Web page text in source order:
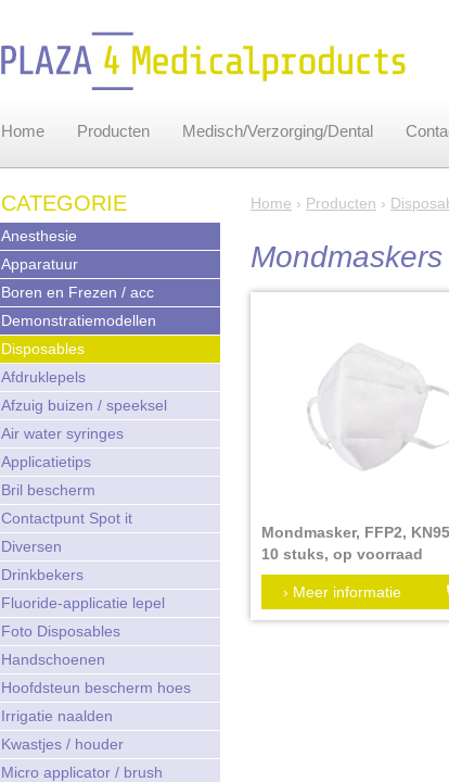
Home Producten Medisch/Verzorging/Dental
CATEGORIE
Anesthesie
Apparatuur
Boren en Frezen / acc
Demonstratiemodellen
Disposables
Afdruklepels
Afzuig buizen / speeksel
Air water syringes
Applicatietips
Bril bescherm
Contactpunt Spot it
Diversen
Drinkbekers
Fluoride-applicatie lepel
Foto Disposables
Handschoenen
Hoofdsteun bescherm hoes
Irrigatie naalden
Kwastjes / houder
Micro applicator / brush
Home › Producten ›
Mondmaskers
Mondmasker, FFP2,
10 stuks, op voorraad
Verpakkingseenheid:
› Meer informatie